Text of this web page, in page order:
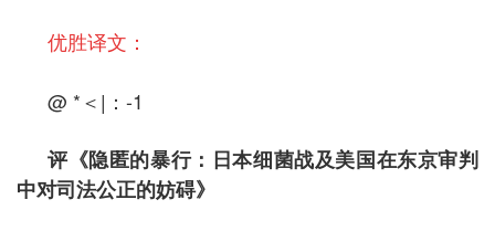
优胜译文：
@ *＜|：-1
评《隐匿的暴行：日本细菌战及美国在东京审判
中对司法公正的妨碍》